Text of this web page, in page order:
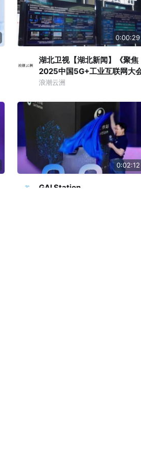
0:00:29
湖北卫视【湖北新闻】《聚焦
2025中国5G+工业互联网大
| 现场探访：一大批5G+创新应
浪潮云洲
0:02:12
GAI Station